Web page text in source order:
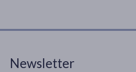
Newsletter